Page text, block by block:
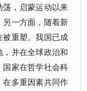
，启蒙运动以来
一方面，随着新
重塑。我国已成
并在全球政治和
家在哲学社会科
多重因素共同作